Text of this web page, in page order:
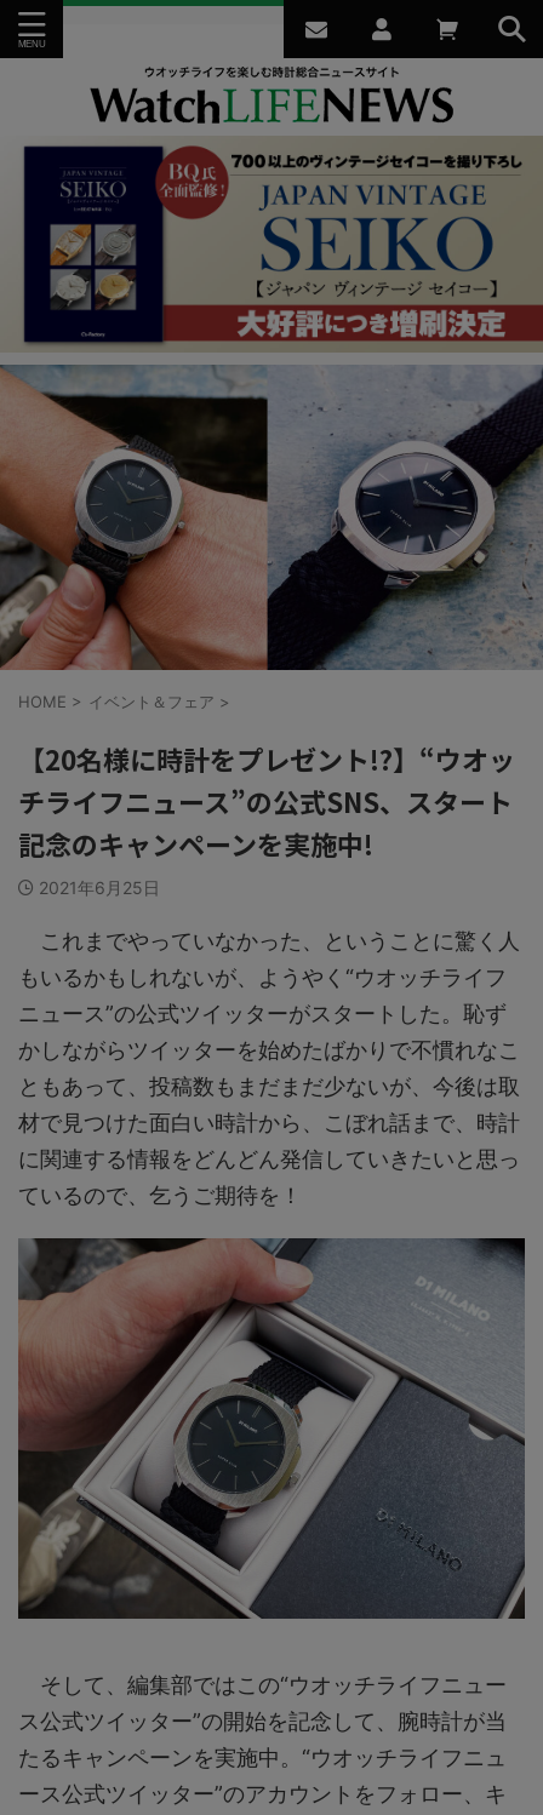
HOME > イベント＆フェア >
【20名様に時計をプレゼント!?】“ウオッ
チライフニュース”の公式SNS、スタート
記念のキャンペーンを実施中!
2021年6月25日
これまでやっていなかった、ということに驚く人
もいるかもしれないが、ようやく“ウオッチライフ
ニュース”の公式ツイッターがスタートした。恥ず
かしながらツイッターを始めたばかりで不慣れなこ
ともあって、投稿数もまだまだ少ないが、今後は取
材で見つけた面白い時計から、こぼれ話まで、時計
に関連する情報をどんどん発信していきたいと思っ
ているので、乞うご期待を！
そして、編集部ではこの“ウオッチライフニュー
ス公式ツイッター”の開始を記念して、腕時計が当
たるキャンペーンを実施中。“ウオッチライフニュ
ース公式ツイッター”のアカウントをフォロー、キ